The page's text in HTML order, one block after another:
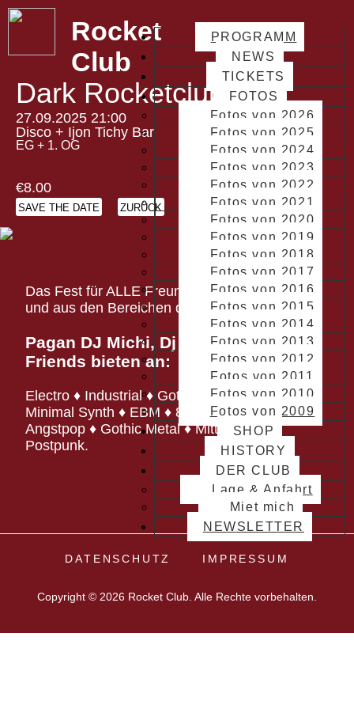
Rocket
Club
PROGRAMM
NEWS
TICKETS
FOTOS
Fotos von 2026
Fotos von 2025
Fotos von 2024
Fotos von 2023
Fotos von 2022
Fotos von 2021
Fotos von 2020
Fotos von 2019
Fotos von 2018
Fotos von 2017
Fotos von 2016
Fotos von 2015
Fotos von 2014
Fotos von 2013
Fotos von 2012
Fotos von 2011
Fotos von 2010
Fotos von 2009
SHOP
HISTORY
DER CLUB
Lage & Anfahrt
Miet mich
NEWSLETTER
Dark Rocketclub
27.09.2025 21:00
Disco + Ijon Tichy Bar
EG + 1. OG
€8.00
SAVE THE DATE ZURÜCK
Das Fest für ALLE Freunde dunkler Musik
und aus den Bereichen der Dämmerung.
Pagan DJ Michi, Dj Misanthrop &
Friends bieten an:
Electro ♦ Industrial ♦ Gothic ♦ Cold Wave ♦
Minimal Synth ♦ EBM ♦ 80er / 90er
Angstpop ♦ Gothic Metal ♦ Mittelalter ♦
Postpunk.
DATENSCHUTZ IMPRESSUM
Copyright © 2026 Rocket Club. Alle Rechte vorbehalten.